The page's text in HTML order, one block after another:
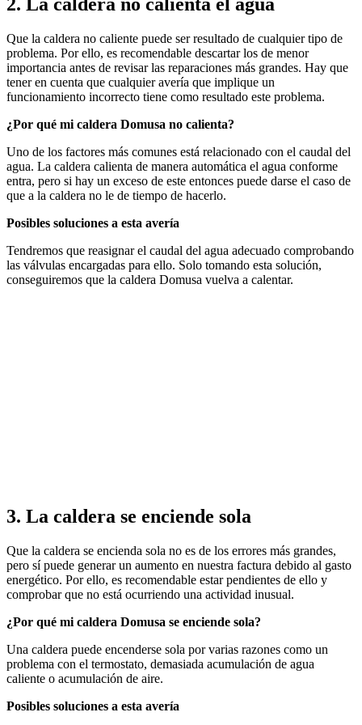
Que la caldera no caliente puede ser resultado de cualquier tipo de
problema. Por ello, es recomendable descartar los de menor
importancia antes de revisar las reparaciones más grandes. Hay que
tener en cuenta que cualquier avería que implique un
funcionamiento incorrecto tiene como resultado este problema.
¿Por qué mi caldera Domusa no calienta?
Uno de los factores más comunes está relacionado con el caudal del
agua. La caldera calienta de manera automática el agua conforme
entra, pero si hay un exceso de este entonces puede darse el caso de
que a la caldera no le de tiempo de hacerlo.
Posibles soluciones a esta avería
Tendremos que reasignar el caudal del agua adecuado comprobando
las válvulas encargadas para ello. Solo tomando esta solución,
conseguiremos que la caldera Domusa vuelva a calentar.
3. La caldera se enciende sola
Que la caldera se encienda sola no es de los errores más grandes,
pero sí puede generar un aumento en nuestra factura debido al gasto
energético. Por ello, es recomendable estar pendientes de ello y
comprobar que no está ocurriendo una actividad inusual.
¿Por qué mi caldera Domusa se enciende sola?
Una caldera puede encenderse sola por varias razones como un
problema con el termostato, demasiada acumulación de agua
caliente o acumulación de aire.
Posibles soluciones a esta avería